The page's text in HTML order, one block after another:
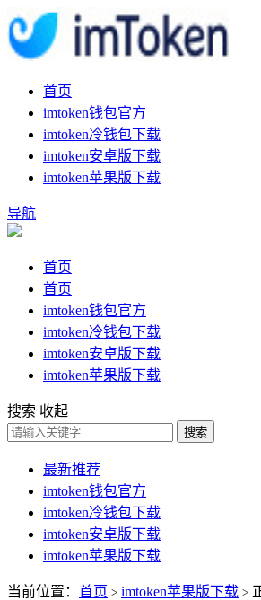
首页
imtoken钱包官方
imtoken冷钱包下载
imtoken安卓版下载
imtoken苹果版下载
导航
首页
首页
imtoken钱包官方
imtoken冷钱包下载
imtoken安卓版下载
imtoken苹果版下载
搜索 收起
搜索
最新推荐
imtoken钱包官方
imtoken冷钱包下载
imtoken安卓版下载
imtoken苹果版下载
当前位置： 首页 > imtoken苹果版下载 >